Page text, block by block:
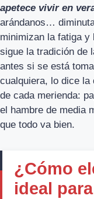
apetece vivir en
arándanos…
minimizan la fatiga y
sigue la tradición de
antes si se está
cualquiera, lo dice la
de cada merienda:
el hambre de media
que todo va bien.
¿Cómo
ideal